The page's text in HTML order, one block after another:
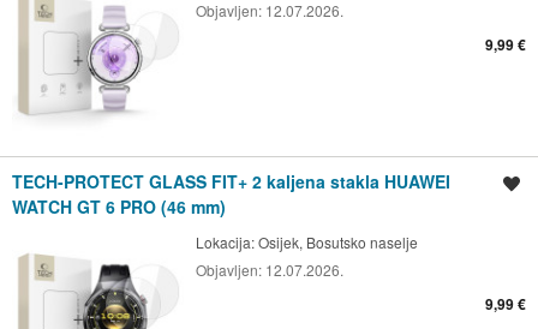
Objavljen: 12.07.2026.
9,99 €
TECH-PROTECT GLASS FIT+ 2 kaljena stakla HUAWEI
WATCH GT 6 PRO (46 mm)
Lokacija:Osijek, Bosutsko naselje
Objavljen: 12.07.2026.
9,99 €